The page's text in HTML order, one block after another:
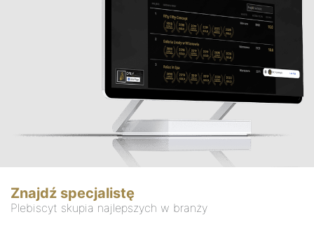
Znajdź specjalistę
Plebiscyt skupia najlepszych w branży